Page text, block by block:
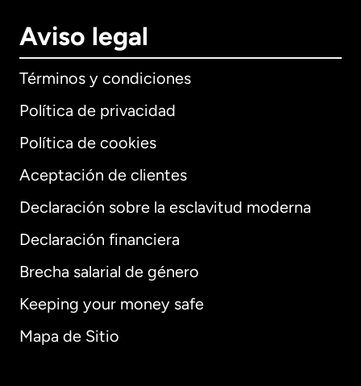
Aviso legal
Términos y condiciones
Política de privacidad
Política de cookies
Aceptación de clientes
Declaración sobre la esclavitud moderna
Declaración financiera
Brecha salarial de género
Keeping your money safe
Mapa de Sitio
Internacional English
Alemania